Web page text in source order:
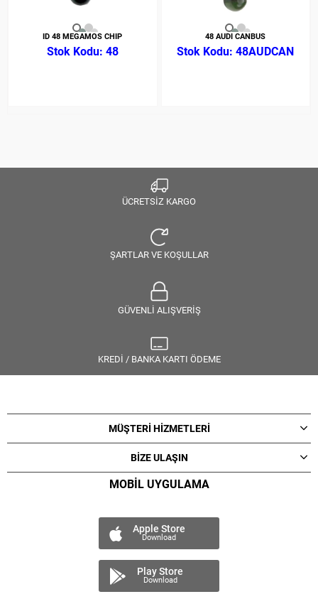
ID 48 MEGAMOS CHIP
48
48 AUDI CANBUS
48AUDCAN
ÜCRETSİZ KARGO
ŞARTLAR VE KOŞULLAR
GÜVENLİ ALIŞVERİŞ
KREDİ / BANKA KARTI ÖDEME
MÜŞTERİ HİZMETLERİ
BİZE ULAŞIN
MOBİL UYGULAMA
Apple Store
Download
Play Store
Download